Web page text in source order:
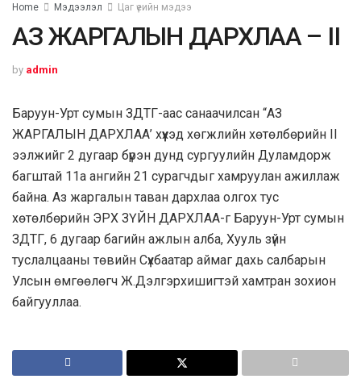
Home Мэдээлэл Цаг үеийн мэдээ
АЗ ЖАРГАЛЫН ДАРХЛАА – II
by admin
Баруун-Урт сумын ЗДТГ-аас санаачилсан “АЗ
ЖАРГАЛЫН ДАРХЛАА’ хүүхэд хөгжлийн хөтөлбөрийн II
ээлжийг 2 дугаар бүрэн дунд сургуулийн Дуламдорж
багштай 11а ангийн 21 сурагчдыг хамруулан ажиллаж
байна. Аз жаргалын таван дархлаа олгох тус
хөтөлбөрийн ЭРХ ЗҮЙН ДАРХЛАА-г Баруун-Урт сумын
ЗДТГ, 6 дугаар багийн ажлын алба, Хууль зүйн
туслалцааны төвийн Сүхбаатар аймаг дахь салбарын
Улсын өмгөөлөгч Ж.Дэлгэрхишигтэй хамтран зохион
байгууллаа.